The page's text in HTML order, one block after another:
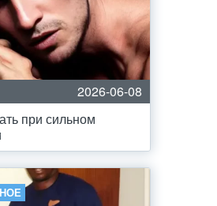
2026-06-08
при сильном